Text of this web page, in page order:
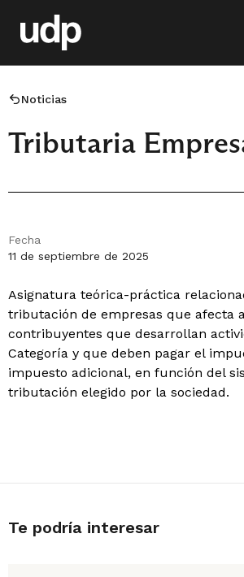
Noticias
Tributaria
Fecha
11 de septiembre de 2025
Asignatura teórica-práctica
tributación de empresas que afecta
contribuyentes que desarrollan
Categoría y que deben pagar el
impuesto adicional, en función del
tributación elegido por la sociedad.
Te podría interesar